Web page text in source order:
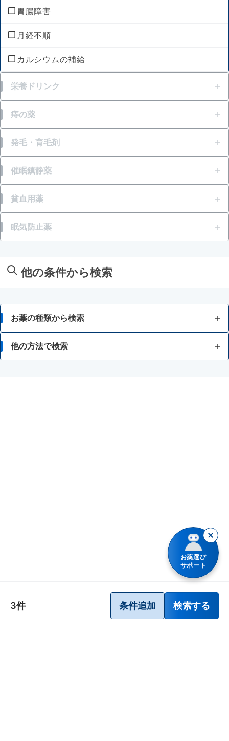
胃腸障害
月経不順
カルシウムの補給
栄養ドリンク
肉体疲労・からだの不調等の栄養補給
風邪等での発熱・体力消耗
肌荒れ
胃腸障害
痔の薬
痔の痛み
痔の出血
痔のはれ（炎症）
痔のかゆみ
発毛・育毛剤
壮年性脱毛症
円形脱毛症
フケが原因の脱毛症
眉毛脱毛症・薄毛
催眠鎮静薬
いらいら感・緊張感・興奮感等
一時的な不眠
貧血用薬
貧血
眠気防止薬
倦怠感
他の条件から検索
お薬の種類から検索
かぜ薬
ビタミン・滋養強壮薬
他の方法で検索
3件 条件追加 検索する
お薬選び
サポート